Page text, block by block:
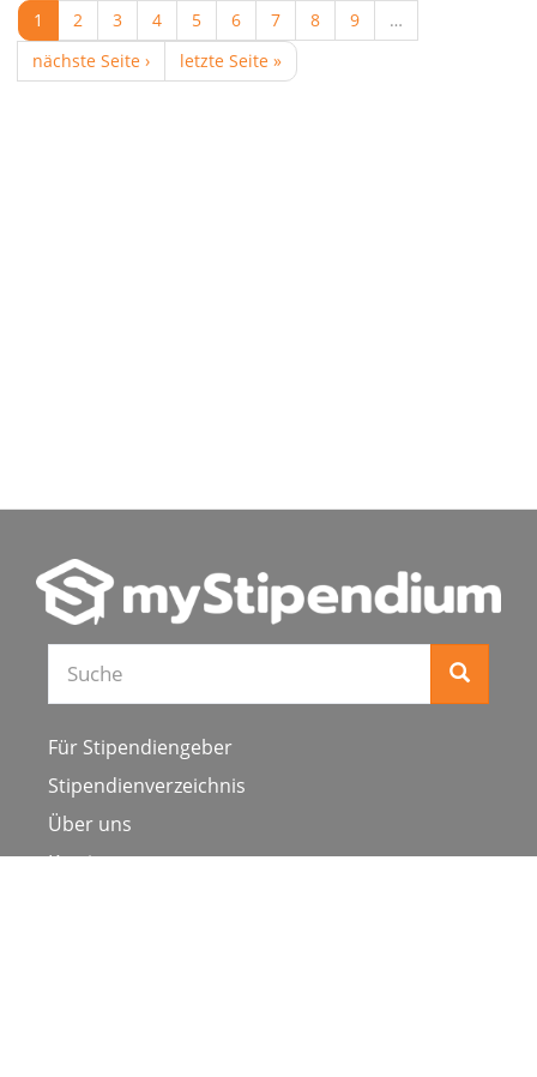
1
2 3 4 5 6 7 8 9
…
nächste Seite ›
letzte Seite »
Für Stipendiengeber
Stipendienverzeichnis
Über uns
Karriere